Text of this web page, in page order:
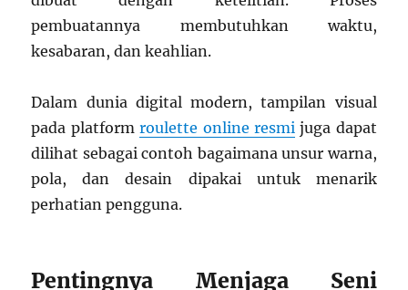
pembuatannya membutuhkan waktu,
kesabaran, dan keahlian.
Dalam dunia digital modern, tampilan visual
pada platformroulette online resmijuga dapat
dilihat sebagai contoh bagaimana unsur warna,
pola, dan desain dipakai untuk menarik
perhatian pengguna.
Pentingnya Menjaga Seni